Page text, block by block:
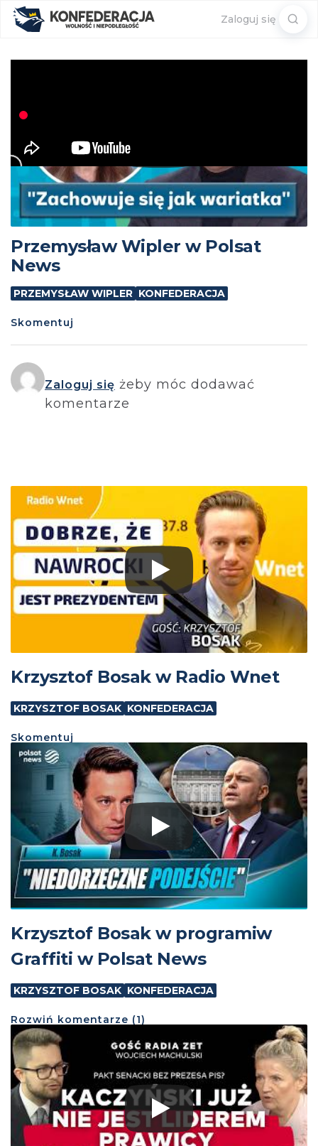
Zaloguj się
Przemysław Wipler w Polsat
News
PRZEMYSŁAW WIPLER KONFEDERACJA
Skomentuj
Zaloguj się żeby móc dodawać
komentarze
Krzysztof Bosak w Radio Wnet
KRZYSZTOF BOSAK KONFEDERACJA
Skomentuj
Krzysztof Bosak w programiw
Graffiti w Polsat News
KRZYSZTOF BOSAK KONFEDERACJA
Rozwiń komentarze (1)